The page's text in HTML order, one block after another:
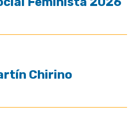
Chirino